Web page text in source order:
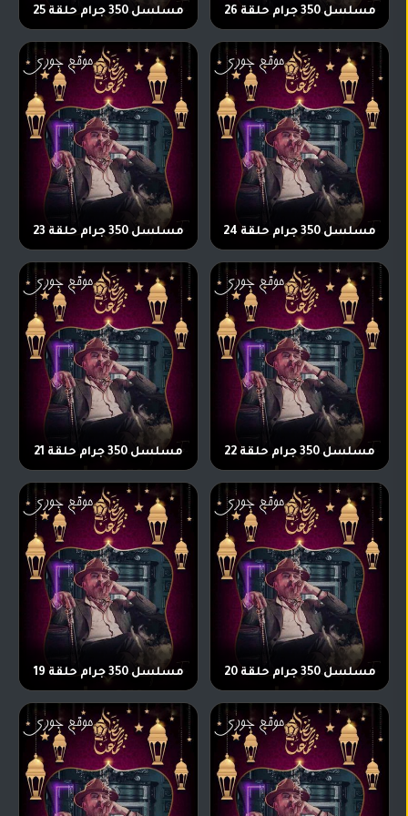
مسلسل 350 جرام حلقة 26 مسلسل 350 جرام حلقة 25
مسلسل 350 جرام حلقة 24 مسلسل 350 جرام حلقة 23
مسلسل 350 جرام حلقة 22 مسلسل 350 جرام حلقة 21
مسلسل 350 جرام حلقة 20 مسلسل 350 جرام حلقة 19